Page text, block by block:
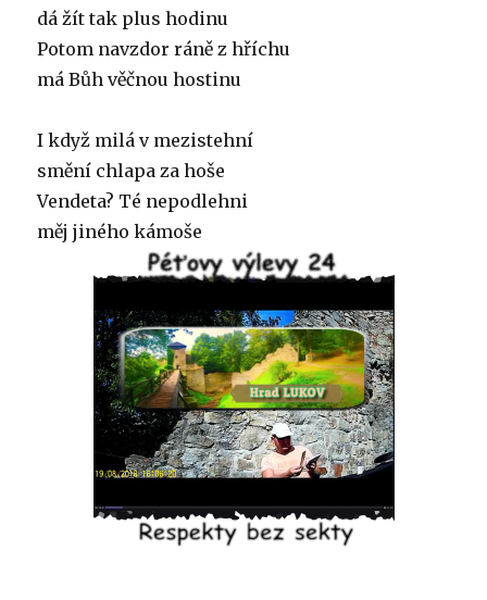
dá žít tak plus hodinu
Potom navzdor ráně z hříchu
má Bůh věčnou hostinu
I když milá v mezistehní
smění chlapa za hoše
Vendeta? Té nepodlehni
měj jiného kámoše